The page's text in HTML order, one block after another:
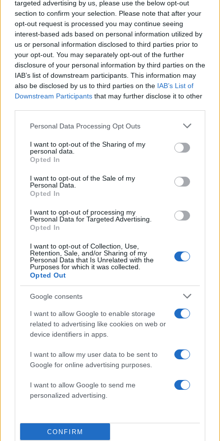
targeted advertising by us, please use the below opt-out
section to confirm your selection. Please note that after your
opt-out request is processed you may continue seeing
interest-based ads based on personal information utilized by
us or personal information disclosed to third parties prior to
your opt-out. You may separately opt-out of the further
disclosure of your personal information by third parties on the
IAB’s list of downstream participants. This information may
also be disclosed by us to third parties on the IAB’s List of
Downstream Participants that may further disclose it to other
Please note that this website/app uses one or more Google
not limited to your visit or usage behaviour. You may click to
grant or deny consent to Google and its third-party tags to
use your data for below specified purposes in below Google
consent section.
Personal Data Processing Opt Outs
I want to opt-out of the Sharing of my
personal data.
Opted In
I want to opt-out of the Sale of my
Personal Data.
Opted In
I want to opt-out of processing my
Personal Data for Targeted Advertising.
Opted In
I want to opt-out of Collection, Use,
Retention, Sale, and/or Sharing of my
Personal Data that Is Unrelated with the
Purposes for which it was collected.
Opted Out
Google consents
I want to allow Google to enable storage
related to advertising like cookies on web or
device identifiers in apps.
I want to allow my user data to be sent to
Google for online advertising purposes.
I want to allow Google to send me
personalized advertising.
CONFIRM
άσχημη κατάσταση σε ένα τμήμα μήκους 78
χιλιομέτρων.
Δείτε αυτή τη δημοσίευση στο Instagram.
Η δημοσίευση κοινοποιήθηκε από το χρήστη Newsweek
(@newsweek)
μηχανοδηγούς να περιορίσουν την ταχύτητά